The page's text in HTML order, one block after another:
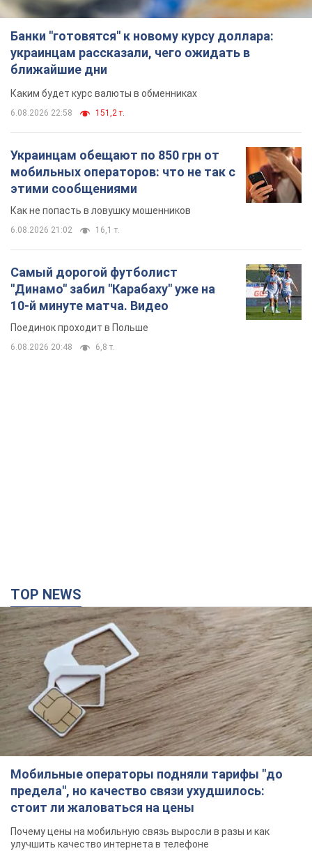
Банки "готовятся" к новому курсу доллара:
украинцам рассказали, чего ожидать в
ближайшие дни
Каким будет курс валюты в обменниках
6.08.2026 22:58 151,2 т.
Украинцам обещают по 850 грн от
мобильных операторов: что не так с
этими сообщениями
Как не попасть в ловушку мошенников
6.08.2026 21:02 16,1 т.
Самый дорогой футболист
"Динамо" забил "Карабаху" уже на
10-й минуте матча. Видео
Поединок проходит в Польше
6.08.2026 20:48 6,8 т.
TOP NEWS
Мобильные операторы подняли тарифы "до
предела", но качество связи ухудшилось:
стоит ли жаловаться на цены
Почему цены на мобильную связь выросли в разы и как
улучшить качество интернета в телефоне